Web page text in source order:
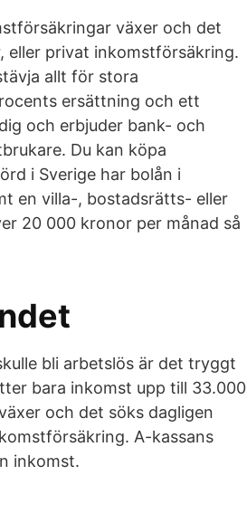
växer och det
eller privat inkomstförsäkring.
allt för stora
ersättning och ett
och erbjuder bank- och
Du kan köpa
i Sverige har bolån i
en villa-, bostadsrätts- eller
20 000 kronor per månad så
bli arbetslös är det tryggt
bara inkomst upp till 33.000
och det söks dagligen
A-kassans
inkomst.